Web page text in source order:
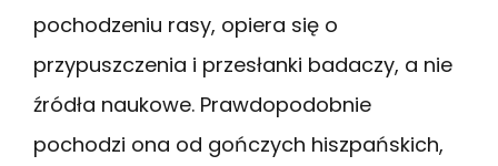
pochodzeniu rasy, opiera się o
przypuszczenia i przesłanki badaczy, a nie
źródła naukowe. Prawdopodobnie
pochodzi ona od gończych hiszpańskich,